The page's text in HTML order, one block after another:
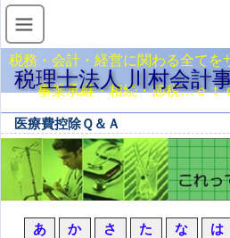
税理士法人 川村会計
税務・会計・経営に関わる全てを
事業承継・相続・節税…ｅｔ
医療費控除Ｑ＆Ａ
あ か さ た な は